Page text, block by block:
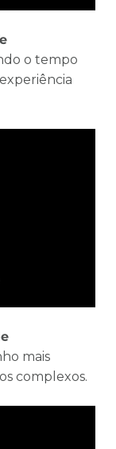
o tempo
mais
complexos.